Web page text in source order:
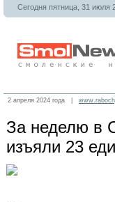
Сегодня пятница, 31 июля
2 апреля 2024 года |
За неделю в
изъяли 23